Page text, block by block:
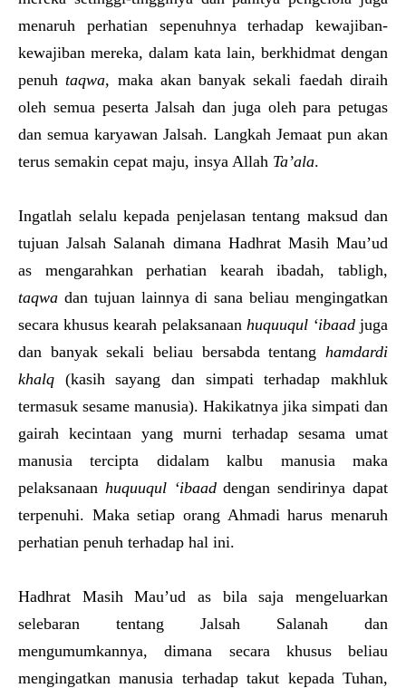
menaruh perhatian sepenuhnya terhadap kewajiban-
kewajiban mereka, dalam kata lain, berkhidmat dengan
penuhtaqwa, maka akan banyak sekali faedah diraih
oleh semua peserta Jalsah dan juga oleh para petugas
dan semua karyawan Jalsah. Langkah Jemaat pun akan
terus semakin cepat maju, insya Allah Ta’ala.
Ingatlah selalu kepada penjelasan tentang maksud dan
tujuan Jalsah Salanah dimana Hadhrat Masih Mau’ud
as mengarahkan perhatian kearah ibadah, tabligh,
taqwa dan tujuan lainnya di sana beliau mengingatkan
secara khusus kearah pelaksanaan huquuqul ‘ibaadjuga
dan banyak sekali beliau bersabda tentang hamdardi
khalq (kasih sayang dan simpati terhadap makhluk
termasuk sesame manusia). Hakikatnya jika simpati dan
gairah kecintaan yang murni terhadap sesama umat
manusia tercipta didalam kalbu manusia maka
pelaksanaan huquuqul ‘ibaaddengan sendirinya dapat
terpenuhi. Maka setiap orang Ahmadi harus menaruh
perhatian penuh terhadap hal ini.
Hadhrat Masih Mau’ud as bila saja mengeluarkan
selebaran tentang Jalsah Salanah dan
mengumumkannya, dimana secara khusus beliau
mengingatkan manusia terhadap takut kepada Tuhan,